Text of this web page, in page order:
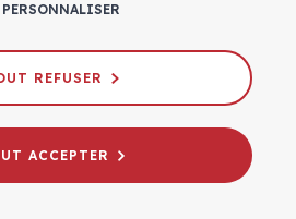
PERSONNALISER
REFUSER
ACCEPTER